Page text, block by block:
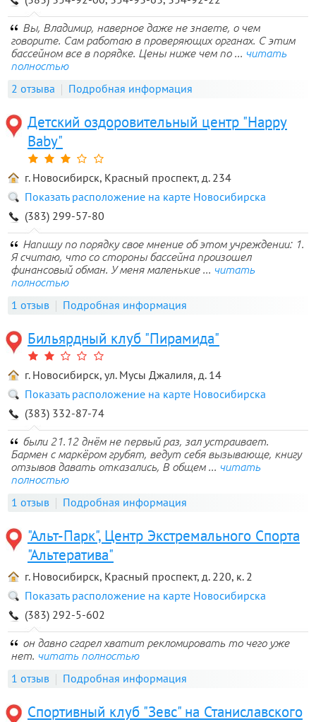
Вы, Владимир, наверное даже не знаете, о чем
говорите. Сам работаю в проверяющих органах. С этим
бассейном все в порядке. Цены ниже чем по ... читать
полностью
2 отзыва Подробная информация
Детский оздоровительный центр "Happy
Baby"
г. Новосибирск, Красный проспект, д. 234
Показать расположение на карте Новосибирска
(383) 299-57-80
Напишу по порядку свое мнение об этом учреждении: 1.
Я считаю, что со стороны бассейна произошел
финансовый обман. У меня маленькие ... читать
полностью
1 отзыв Подробная информация
Бильярдный клуб "Пирамида"
г. Новосибирск, ул. Мусы Джалиля, д. 14
Показать расположение на карте Новосибирска
(383) 332-87-74
были 21.12 днём не первый раз, зал устраивает.
Бармен с маркёром грубят, ведут себя вызывающе, книгу
отзывов давать отказались, В общем ... читать
полностью
1 отзыв Подробная информация
"Альт-Парк", Центр Экстремального Спорта
"Альтератива"
г. Новосибирск, Красный проспект, д. 220, к. 2
Показать расположение на карте Новосибирска
(383) 292-5-602
он давно сгарел хватит рекломировать то чего уже
нет. читать полностью
1 отзыв Подробная информация
Спортивный клуб "Зевс" на Станиславского